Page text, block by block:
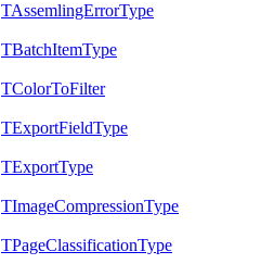
TAssemlingErrorType
TBatchItemType
TColorToFilter
TExportFieldType
TExportType
TImageCompressionType
TPageClassificationType